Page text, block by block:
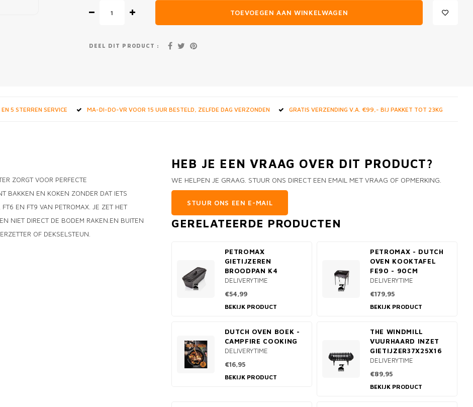
TOEVOEGEN AAN WINKELWAGEN
DEEL DIT PRODUCT :
5 STERREN SERVICE MA-DI-DO-VR VOOR 15 UUR BESTELD, ZELFDE DAG VERZONDEN GRATIS VERZENDING V.A. €99,- BIJ PAKKET TOT 23KG
ZORGT VOOR PERFECTE
BAKKEN EN KOKEN ZONDER DAT IETS
EN FT9 VAN PETROMAX. JE ZET HET
NIET DIRECT DE BODEM RAKEN.EN BUITEN
OF DEKSELSTEUN.
HEB JE EEN VRAAG OVER DIT PRODUCT?
WE HELPEN JE GRAAG. STUUR ONS DIRECT EEN EMAIL MET VRAAG OF OPMERKING.
STUUR ONS EEN E-MAIL
GERELATEERDE PRODUCTEN
PETROMAX
GIETIJZEREN
BROODPAN K4
DELIVERYTIME
€54,99
BEKIJK PRODUCT
PETROMAX - DUTCH
OVEN KOOKTAFEL
FE90 - 90CM
DELIVERYTIME
€179,95
BEKIJK PRODUCT
DUTCH OVEN BOEK -
CAMPFIRE COOKING
DELIVERYTIME
€16,95
BEKIJK PRODUCT
THE WINDMILL
VUURHAARD INZET
GIETIJZER37X25X16
DELIVERYTIME
€89,95
BEKIJK PRODUCT